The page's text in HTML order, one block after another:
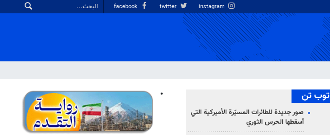
توب تن
صور جديدة للطائرات المسيّرة الأميركية التي
أسقطها الحرس الثوري